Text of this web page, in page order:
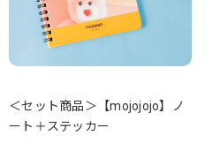
＜セット商品＞【mojojojo】ノ
ート＋ステッカー